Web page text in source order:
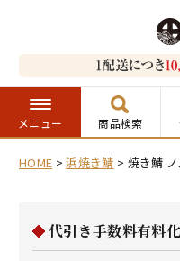
メニュー 商品検索
HOME 浜焼き鯖 焼き鯖 ノ
代引き手数料有料